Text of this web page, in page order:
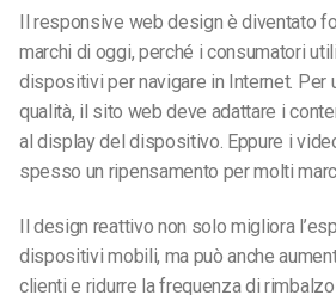
Il responsive web design è diventato
marchi di oggi, perché i consumatori
dispositivi per navigare in Internet. Per
qualità, il sito web deve adattare i
al display del dispositivo. Eppure i
spesso un ripensamento per molti
Il design reattivo non solo migliora
dispositivi mobili, ma può anche
clienti e ridurre la frequenza di